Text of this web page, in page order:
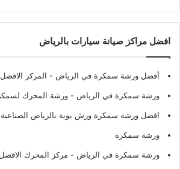
افضل مراكز صيانة سيارات بالرياض
أفضل ورشة سمكرة في الرياض - المركز
ورشة سمكرة في الرياض - ورشة المحرك
افضل ورشة سمكرة ورش بوية بالرياض الصناعية
ورشة سمكرة
ورشة سمكرة في الرياض - مركز المحرك